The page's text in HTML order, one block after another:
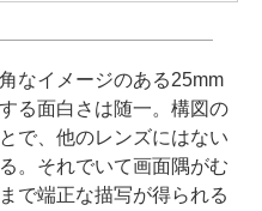
なイメージのある25mm
る面白さは随一。構図の
で、他のレンズにはない
。それでいて画面隅がむ
で端正な描写が得られる